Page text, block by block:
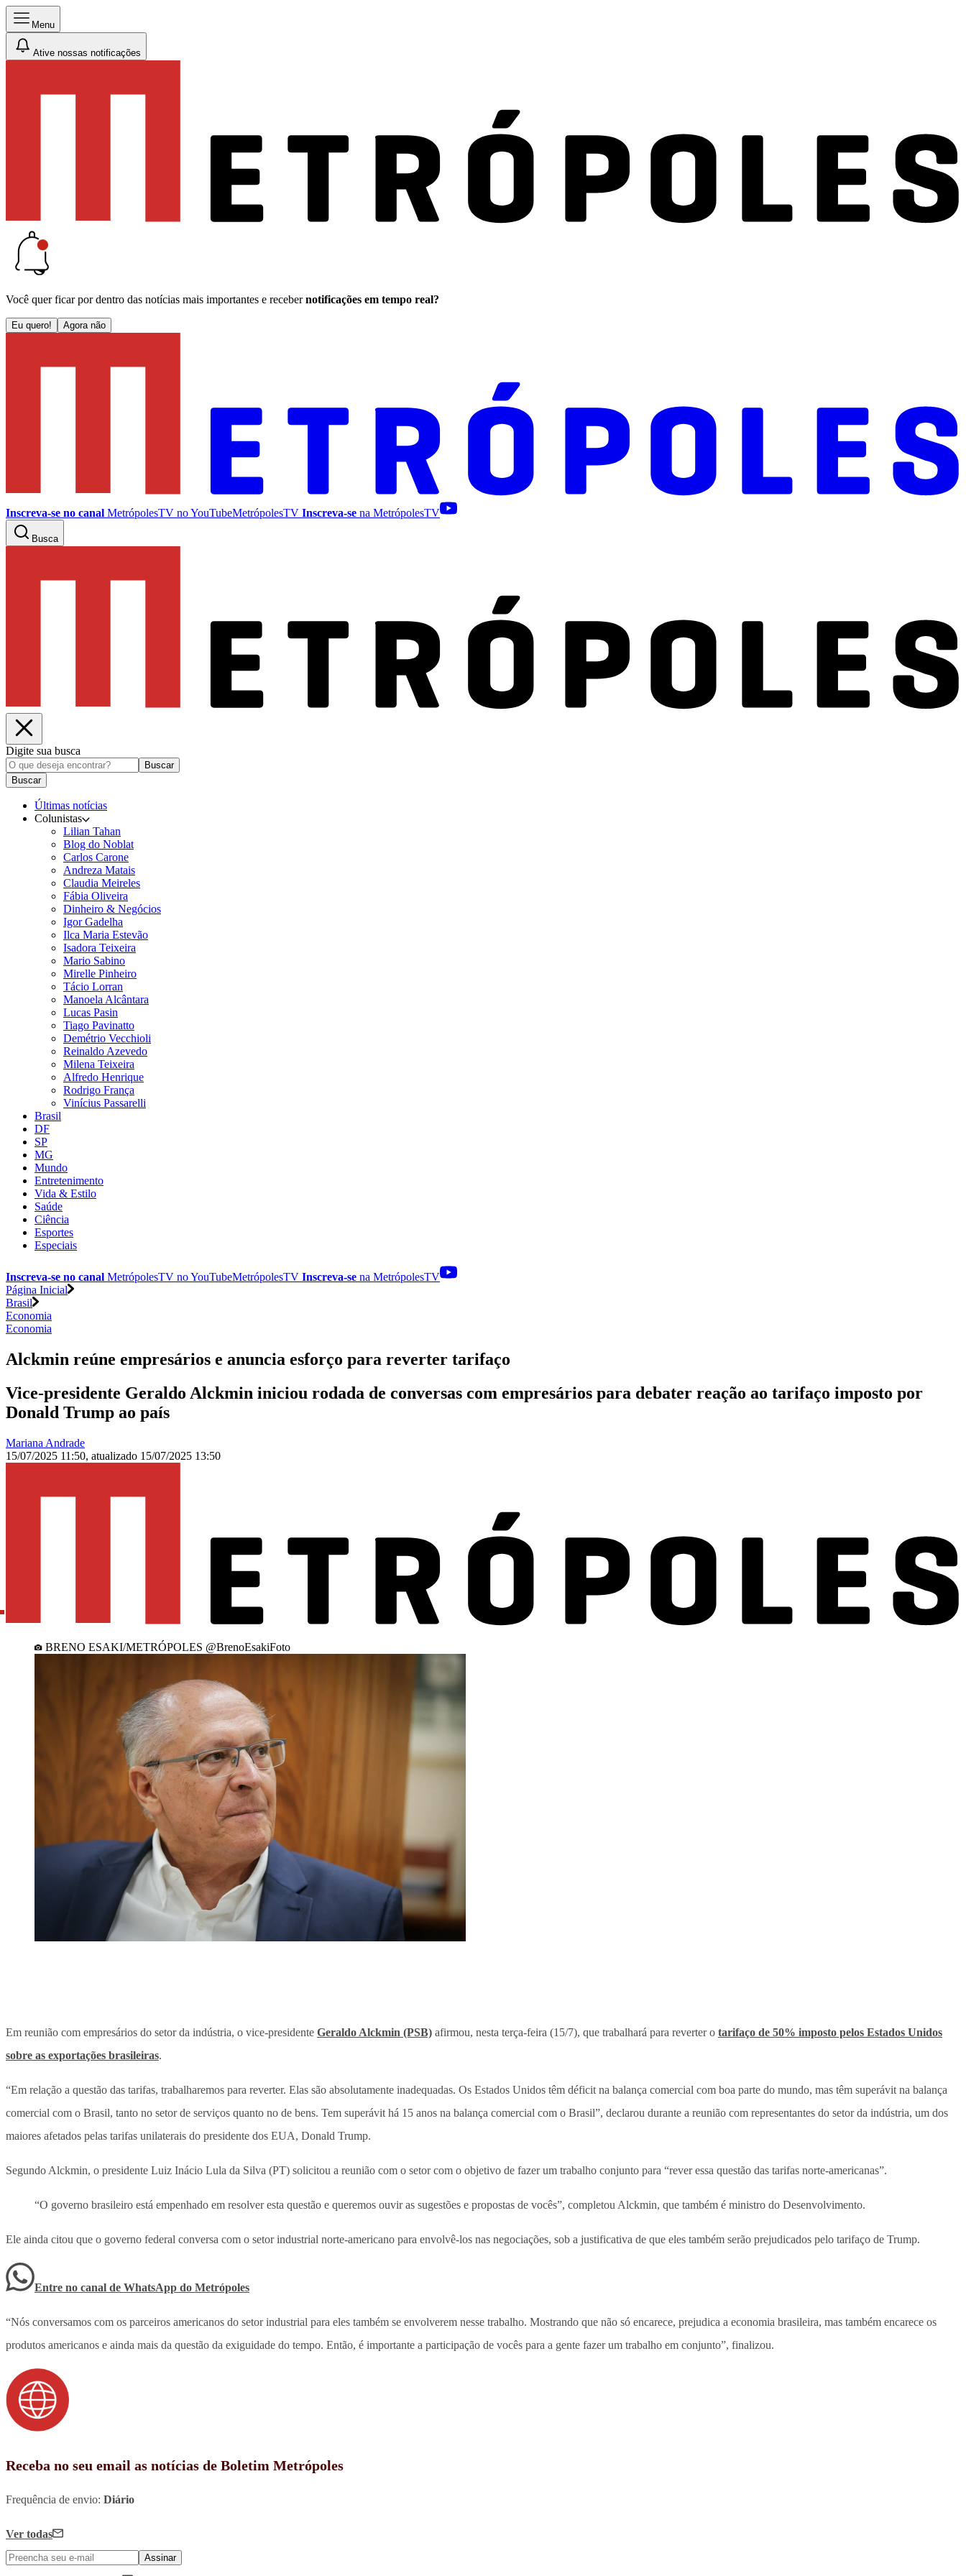
Menu
Ative nossas notificações
Você quer ficar por dentro das notícias mais importantes e receber notificações em tempo real?
Eu quero! Agora não
Inscreva-se no canal MetrópolesTV noYouTubeMetrópolesTV Inscreva-se na MetrópolesTV
Busca
Digite sua busca
Buscar
Buscar
Últimas notícias
Colunistas
Lilian Tahan
Blog do Noblat
Carlos Carone
Andreza Matais
Claudia Meireles
Fábia Oliveira
Dinheiro & Negócios
Igor Gadelha
Ilca Maria Estevão
Isadora Teixeira
Mario Sabino
Mirelle Pinheiro
Tácio Lorran
Manoela Alcântara
Lucas Pasin
Tiago Pavinatto
Demétrio Vecchioli
Reinaldo Azevedo
Milena Teixeira
Alfredo Henrique
Rodrigo França
Vinícius Passarelli
Brasil
DF
SP
MG
Mundo
Entretenimento
Vida & Estilo
Saúde
Ciência
Esportes
Especiais
Inscreva-se no canal MetrópolesTV noYouTubeMetrópolesTV Inscreva-se na MetrópolesTV
Página Inicial
Brasil
Economia
Economia
Alckmin reúne empresários e anuncia esforço para reverter tarifaço
Vice-presidente Geraldo Alckmin iniciou rodada de conversas com empresários para debater reação ao tarifaço imposto por
Donald Trump ao país
Mariana Andrade
15/07/2025 11:50, atualizado 15/07/2025 13:50
BRENO ESAKI/METRÓPOLES @BrenoEsakiFoto
Em reunião com empresários do setor da indústria, o vice-presidente Geraldo Alckmin (PSB) afirmou, nesta terça-feira (15/7), que trabalhará para reverter o tarifaço de 50% imposto pelos Estados Unidos
sobre as exportações brasileiras.
“Em relação a questão das tarifas, trabalharemos para reverter. Elas são absolutamente inadequadas. Os Estados Unidos têm déficit na balança comercial com boa parte do mundo, mas têm superávit na balança
comercial com o Brasil, tanto no setor de serviços quanto no de bens. Tem superávit há 15 anos na balança comercial com o Brasil”, declarou durante a reunião com representantes do setor da indústria, um dos
maiores afetados pelas tarifas unilaterais do presidente dos EUA, Donald Trump.
Segundo Alckmin, o presidente Luiz Inácio Lula da Silva (PT) solicitou a reunião com o setor com o objetivo de fazer um trabalho conjunto para “rever essa questão das tarifas norte-americanas”.
“O governo brasileiro está empenhado em resolver esta questão e queremos ouvir as sugestões e propostas de vocês”, completou Alckmin, que também é ministro do Desenvolvimento.
Ele ainda citou que o governo federal conversa com o setor industrial norte-americano para envolvê-los nas negociações, sob a justificativa de que eles também serão prejudicados pelo tarifaço de Trump.
Entre no canal de WhatsApp do Metrópoles
“Nós conversamos com os parceiros americanos do setor industrial para eles também se envolverem nesse trabalho. Mostrando que não só encarece, prejudica a economia brasileira, mas também encarece os
produtos americanos e ainda mais da questão da exiguidade do tempo. Então, é importante a participação de vocês para a gente fazer um trabalho em conjunto”, finalizou.
Receba no seu email as notícias de Boletim Metrópoles
Frequência de envio: Diário
Ver todas
Assinar